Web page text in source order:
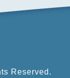
Reserved.